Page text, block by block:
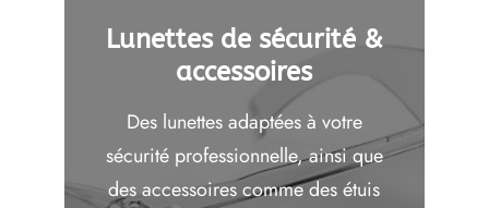
Lunettes de sécurité &
accessoires
Des lunettes adaptées à votre
sécurité professionnelle, ainsi que
des accessoires comme des étuis